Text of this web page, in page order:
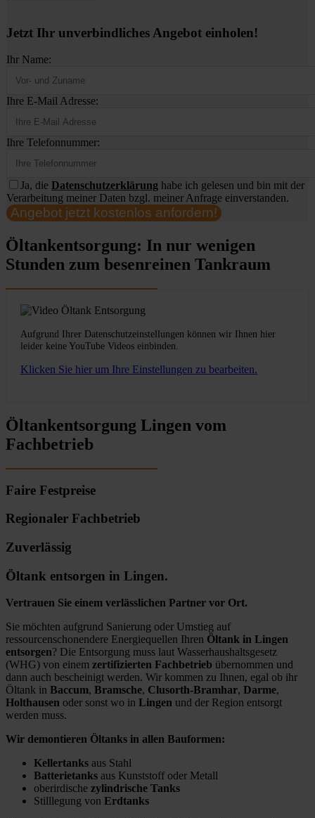
Jetzt Ihr unverbindliches Angebot einholen!
Ihr Name:
Ihre E-Mail Adresse:
Ihre Telefonnummer:
Ja, die Datenschutzerklärung habe ich gelesen und bin mit der
Verarbeitung meiner Daten bzgl. meiner Anfrage einverstanden.
Angebot jetzt kostenlos anfordern!
Öltankentsorgung: In nur wenigen
Stunden zum besenreinen Tankraum
Aufgrund Ihrer Datenschutzeinstellungen können wir Ihnen hier
leider keine YouTube Videos einbinden.
Klicken Sie hier um Ihre Einstellungen zu bearbeiten.
Öltankentsorgung Lingen vom
Fachbetrieb
Faire Festpreise
Regionaler Fachbetrieb
Zuverlässig
Öltank entsorgen in Lingen.
Vertrauen Sie einem verlässlichen Partner vor Ort.
Sie möchten aufgrund Sanierung oder Umstieg auf
ressourcenschonendere Energiequellen Ihren Öltank in Lingen
entsorgen? Die Entsorgung muss laut Wasserhaushaltsgesetz
(WHG) von einem zertifizierten Fachbetrieb übernommen und
dann auch bescheinigt werden. Wir kommen zu Ihnen, egal ob ihr
Öltank in Baccum, Bramsche, Clusorth-Bramhar, Darme,
Holthausen oder sonst wo in Lingen und der Region entsorgt
werden muss.
Wir demontieren Öltanks in allen Bauformen:
Kellertanks aus Stahl
Batterietanks aus Kunststoff oder Metall
oberirdische zylindrische Tanks
Stilllegung von Erdtanks